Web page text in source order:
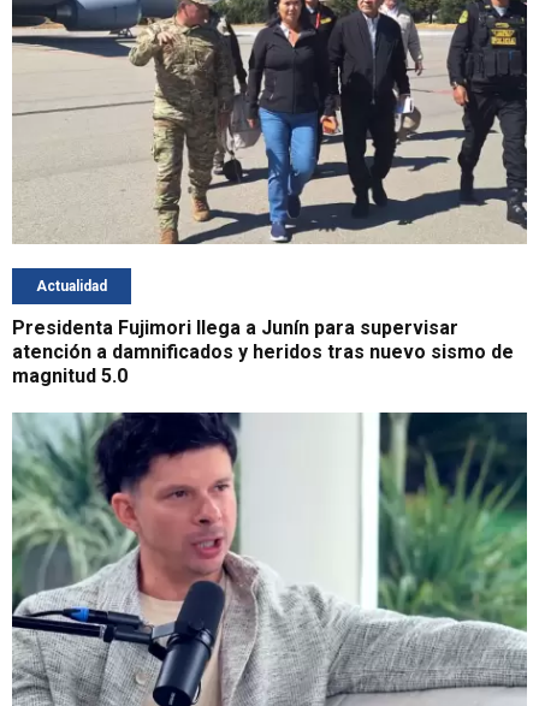
Actualidad
Presidenta Fujimori llega a Junín para supervisar
atención a damnificados y heridos tras nuevo sismo de
magnitud 5.0